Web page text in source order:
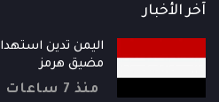
آخر الأخبار
اليمن تدين
مضيق هرمز
منذ 7 ساعات